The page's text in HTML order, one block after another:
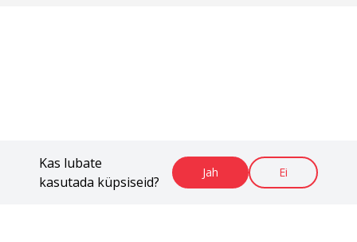
Kas lubate
kasutada küpsiseid?
Jah Ei